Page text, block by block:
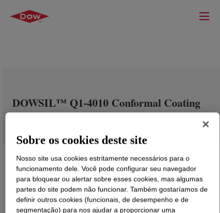
DOWSIL™ Q1-4010 Conformal Coating
Sobre os cookies deste site
Nosso site usa cookies estritamente necessários para o
funcionamento dele. Você pode configurar seu navegador
para bloquear ou alertar sobre esses cookies, mas algumas
partes do site podem não funcionar. Também gostaríamos de
definir outros cookies (funcionais, de desempenho e de
segmentação) para nos ajudar a proporcionar uma